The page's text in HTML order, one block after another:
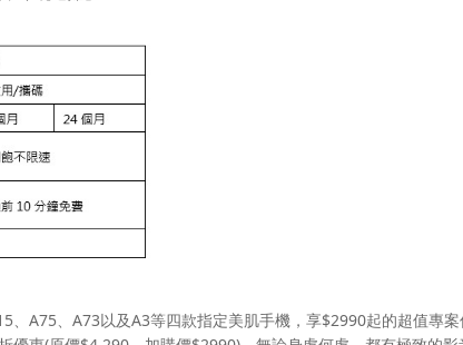
、A75、A73以及A3等四款指定美肌手機，享$2990起的超值專案